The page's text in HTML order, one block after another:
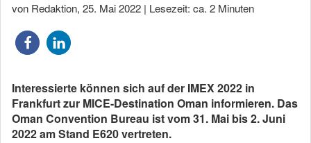
von Redaktion, 25. Mai 2022 | Lesezeit: ca. 2 Minuten
Interessierte können sich auf der IMEX 2022 in
Frankfurt zur MICE-Destination Oman informieren. Das
Oman Convention Bureau ist vom 31. Mai bis 2. Juni
2022 am Stand E620 vertreten.